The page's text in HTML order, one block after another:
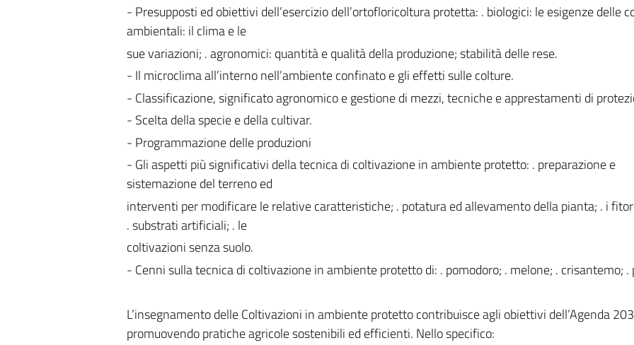
- Presupposti ed obiettivi dell’esercizio dell’ortofloricoltura protetta: . biologici: le esigenze delle
ambientali: il clima e le
sue variazioni; . agronomici: quantità e qualità della produzione; stabilità delle rese.
- Il microclima all’interno nell’ambiente confinato e gli effetti sulle colture.
- Classificazione, significato agronomico e gestione di mezzi, tecniche e apprestamenti di
- Scelta della specie e della cultivar.
- Programmazione delle produzioni
- Gli aspetti più significativi della tecnica di coltivazione in ambiente protetto: . preparazione e
sistemazione del terreno ed
interventi per modificare le relative caratteristiche; . potatura ed allevamento della pianta; . i
. substrati artificiali; . le
coltivazioni senza suolo.
- Cenni sulla tecnica di coltivazione in ambiente protetto di: . pomodoro; . melone; . crisantemo;
L’insegnamento delle Coltivazioni in ambiente protetto contribuisce agli obiettivi dell’Agenda
promuovendo pratiche agricole sostenibili ed efficienti. Nello specifico: